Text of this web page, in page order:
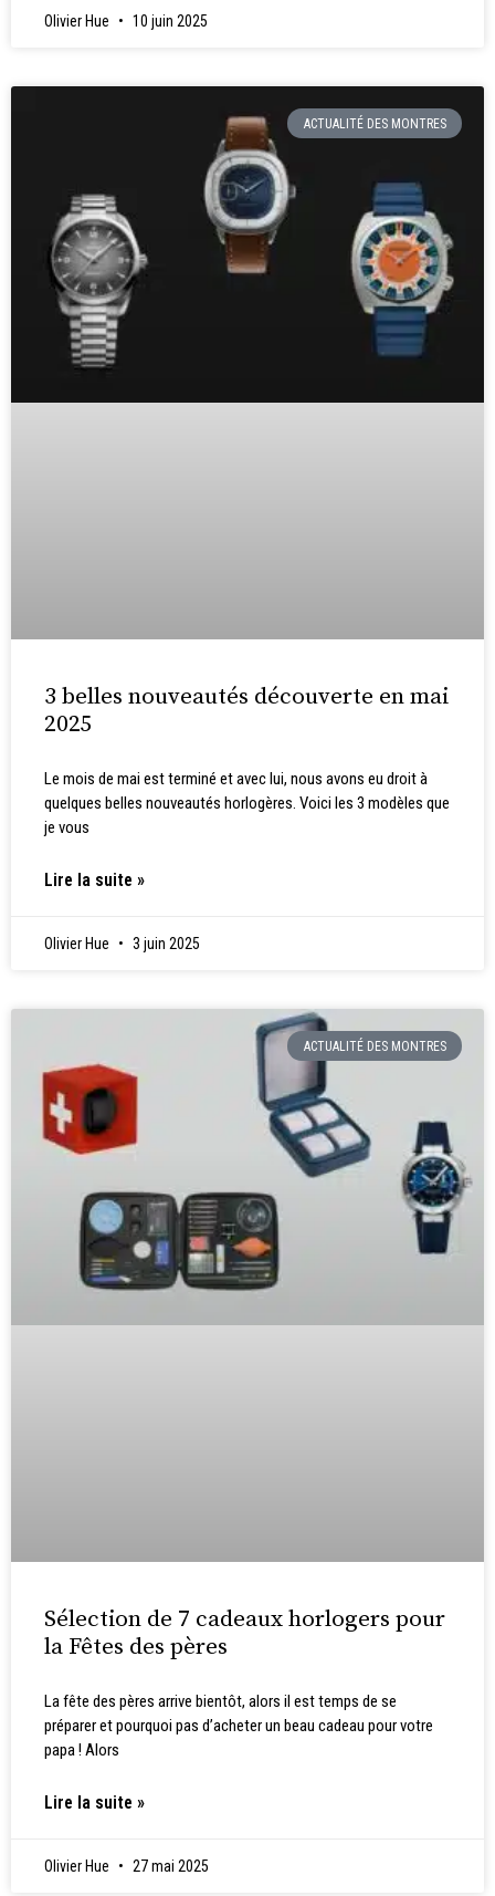
Olivier Hue 10 juin 2025
ACTUALITÉ DES MONTRES
3 belles nouveautés découverte en mai
2025
Le mois de mai est terminé et avec lui, nous avons eu droit à
quelques belles nouveautés horlogères. Voici les 3 modèles que
je vous
Lire la suite »
Olivier Hue 3 juin 2025
ACTUALITÉ DES MONTRES
Sélection de 7 cadeaux horlogers pour
la Fêtes des pères
La fête des pères arrive bientôt, alors il est temps de se
préparer et pourquoi pas d’acheter un beau cadeau pour votre
papa ! Alors
Lire la suite »
Olivier Hue 27 mai 2025